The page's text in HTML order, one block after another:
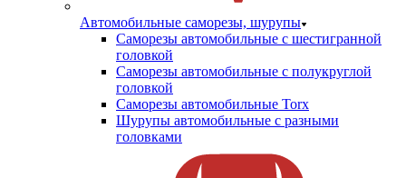
Автомобильные саморезы, шурупы
Саморезы автомобильные с шестигранной
головкой
Саморезы автомобильные с полукруглой
головкой
Саморезы автомобильные Torx
Шурупы автомобильные с разными
головками